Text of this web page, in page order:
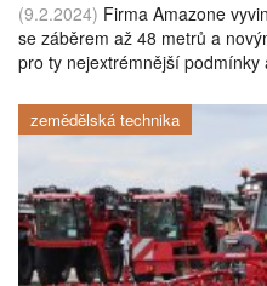
(9.2.2024) Firma Amazone
se záběrem až 48 metrů a
pro ty nejextrémnější podmínky
zemědělská technika